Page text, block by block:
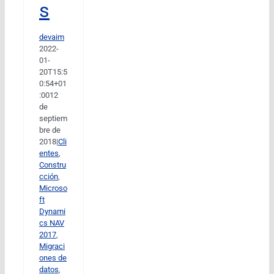
s
devaim
2022-
01-
20T15:5
0:54+01
:0012
de
septiem
bre de
2018|Cli
entes,
Constru
cción,
Microso
ft
Dynami
cs NAV
2017,
Migraci
ones de
datos,